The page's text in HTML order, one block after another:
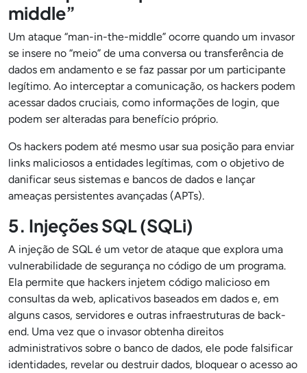
middle”
Um ataque “man-in-the-middle” ocorre quando um invasor
se insere no “meio” de uma conversa ou transferência de
dados em andamento e se faz passar por um participante
legítimo. Ao interceptar a comunicação, os hackers podem
acessar dados cruciais, como informações de login, que
podem ser alteradas para benefício próprio.
Os hackers podem até mesmo usar sua posição para enviar
links maliciosos a entidades legítimas, com o objetivo de
danificar seus sistemas e bancos de dados e lançar
ameaças persistentes avançadas (APTs).
5. Injeções SQL (SQLi)
A injeção de SQL é um vetor de ataque que explora uma
vulnerabilidade de segurança no código de um programa.
Ela permite que hackers injetem código malicioso em
consultas da web, aplicativos baseados em dados e, em
alguns casos, servidores e outras infraestruturas de back-
end. Uma vez que o invasor obtenha direitos
administrativos sobre o banco de dados, ele pode falsificar
identidades, revelar ou destruir dados, bloquear o acesso ao